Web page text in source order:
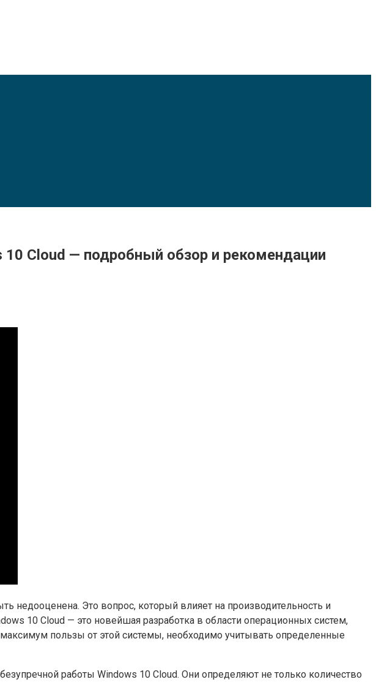
Cloud — подробный обзор и рекомендации
недооценена. Это вопрос, который влияет на производительность и
10 Cloud — это новейшая разработка в области операционных систем,
пользы от этой системы, необходимо учитывать определенные
работы Windows 10 Cloud. Они определяют не только количество